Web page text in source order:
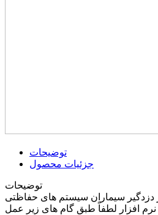
توضیحات
جزئیات محصول
توضیحات
دزدگیر سیماران سیستم های حفاظتی
افزار لطفاً طبق گام های زیر عمل